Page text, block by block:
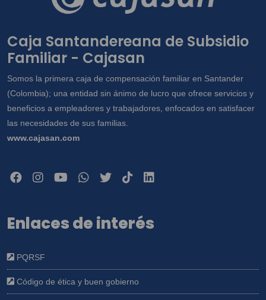
Caja Santandereana de Subsidio
Familiar - Cajasan
Somos la primera caja de compensación familiar en Santander
(Colombia); una entidad sin ánimo de lucro que ofrece servicios y
beneficios a empleadores y trabajadores, enfocados en satisfacer
las necesidades de sus familias.
www.cajasan.com
Enlaces de interés
PQRSF
Código de ética y buen gobierno